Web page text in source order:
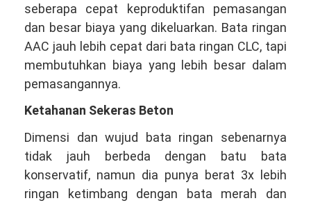
seberapa cepat keproduktifan pemasangan
dan besar biaya yang dikeluarkan. Bata ringan
AAC jauh lebih cepat dari bata ringan CLC, tapi
membutuhkan biaya yang lebih besar dalam
pemasangannya.
Ketahanan Sekeras Beton
Dimensi dan wujud bata ringan sebenarnya
tidak jauh berbeda dengan batu bata
konservatif, namun dia punya berat 3x lebih
ringan ketimbang dengan bata merah dan